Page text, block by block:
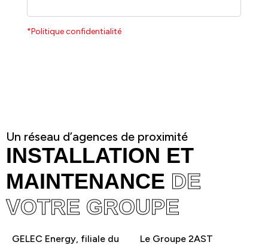
*Politique confidentialité
Un réseau d’agences de proximité
INSTALLATION ET
MAINTENANCE DE
VOTRE GROUPE
GELEC Energy, filiale du
Le Groupe 2AST